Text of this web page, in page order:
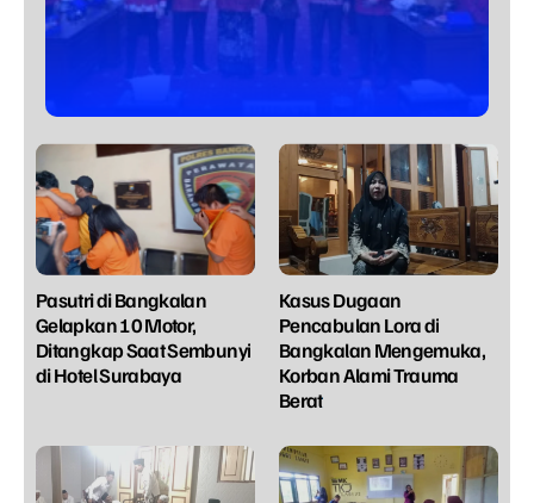
Pasutri di Bangkalan
Gelapkan 10 Motor,
Ditangkap Saat Sembunyi
di Hotel Surabaya
Kasus Dugaan
Pencabulan Lora di
Bangkalan Mengemuka,
Korban Alami Trauma
Berat